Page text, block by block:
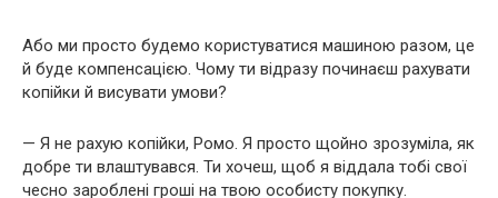
Або ми просто будемо користуватися машиною разом, це
й буде компенсацією. Чому ти відразу починаєш рахувати
копійки й висувати умови?
— Я не рахую копійки, Ромо. Я просто щойно зрозуміла, як
добре ти влаштувався. Ти хочеш, щоб я віддала тобі свої
чесно зароблені гроші на твою особисту покупку.